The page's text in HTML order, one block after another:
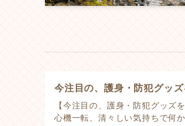
今注目の、護身・防犯グッズ
【今注目の、護身・防犯グッ
心機一転、清々しい気持ちで何